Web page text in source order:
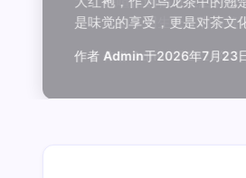
夷山，因生长在岩石缝
作者 Admin于2026年7
是味觉的享受，更是对
作者 Admin于2026年7
鉴这款茶，仿佛在品味
作者 Admin于2026年7
其茶汤入口后，唇齿留
作者 Admin于2026年7
山丹霞地貌中吸收岩石
作者 Admin于2026年7
汤色与叶底各具特色，
作者 Admin于2026年7
夷山，因生长在岩石缝
作者 Admin于2026年7
是味觉的享受，更是对茶文
作者 Admin于2026年7月23
鉴这款茶，仿佛在品味一段悠
作者 Admin于2026年7月22日
其茶汤入口后，唇齿留香久久
作者 Admin于2026年7月21日
山丹霞地貌中吸收岩石矿物精
作者 Admin于2026年7月20日
汤色与叶底各具特色，折射出
作者 Admin于2026年7月19日
夷山，因生长在岩石缝隙中而
作者 Admin于2026年7月24日
是味觉的享受，更是对茶文化
作者 Admin于2026年7月23日
鉴这款茶，仿佛在品味一段悠
作者 Admin于2026年7月22日
其茶汤入口后，唇齿留香久久
作者 Admin于2026年7月21日
山丹霞地貌中吸收岩石矿物精
作者 Admin于2026年7月20日
汤色与叶底各具特色，折射出
作者 Admin于2026年7月19日